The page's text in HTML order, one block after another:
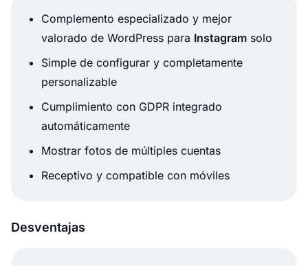
Complemento especializado y mejor
valorado de WordPress para Instagram solo
Simple de configurar y completamente
personalizable
Cumplimiento con GDPR integrado
automáticamente
Mostrar fotos de múltiples cuentas
Receptivo y compatible con móviles
Desventajas